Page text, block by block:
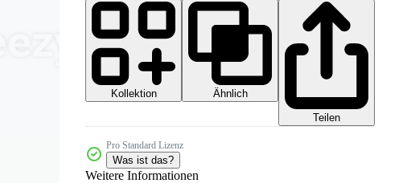
Kollektion
Ähnlich
Teilen
Pro Standard Lizenz
Was ist das?
Weitere Informationen